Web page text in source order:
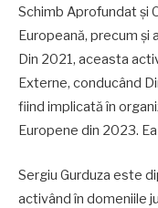
Schimb Aprofundat și
Europeană, precum
Din 2021, aceasta
Externe, conducând
fiind implicată în
Europene din 2023.
Sergiu Gurduza este
activând în domeniile